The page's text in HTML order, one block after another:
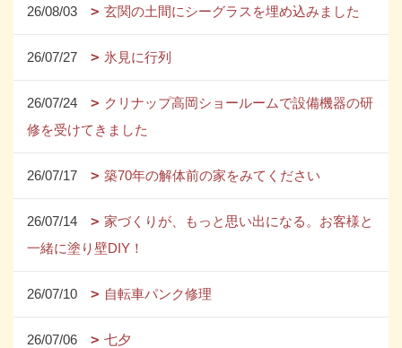
26/08/03 玄関の土間にシーグラスを埋め込みました
26/07/27 氷見に行列
26/07/24
クリナップ高岡ショールームで設備機器の研
修を受けてきました
26/07/17 築70年の解体前の家をみてください
26/07/14
家づくりが、もっと思い出になる。お客様と
一緒に塗り壁DIY！
26/07/10 自転車パンク修理
26/07/06 七夕